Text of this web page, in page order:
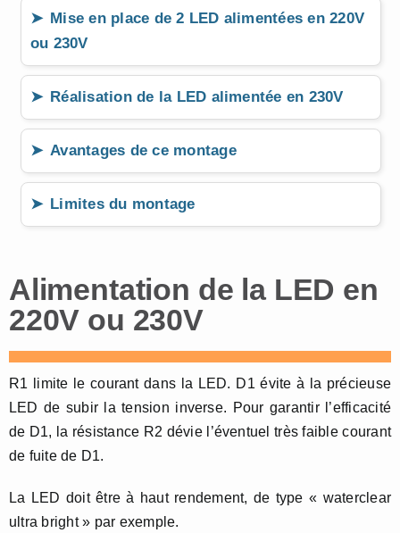
Mise en place de 2 LED alimentées en 220V
ou 230V
Réalisation de la LED alimentée en 230V
Avantages de ce montage
Limites du montage
Alimentation de la LED en
220V ou 230V
R1 limite le courant dans la LED. D1 évite à la précieuse
LED de subir la tension inverse. Pour garantir l’efficacité
de D1, la résistance R2 dévie l’éventuel très faible courant
de fuite de D1.
La LED doit être à haut rendement, de type « waterclear
ultra bright » par exemple.